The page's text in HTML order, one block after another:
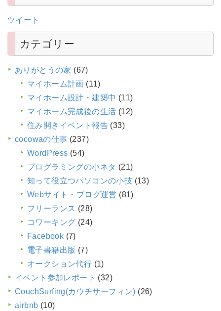
ツイート
カテゴリー
ありがとうの家 (67)
マイホーム計画 (11)
マイホーム設計・建築中 (11)
マイホーム完成後の生活 (12)
住み開きイベント報告 (33)
cocowaの仕事 (237)
WordPress (54)
プログラミングの小ネタ (21)
知って役立つパソコンの小技 (13)
Webサイト・ブログ運営 (81)
フリーランス (28)
コワーキング (24)
Facebook (7)
電子書籍出版 (7)
オークション代行 (1)
イベント参加レポート (32)
CouchSurfing(カウチサーフィン) (26)
airbnb (10)